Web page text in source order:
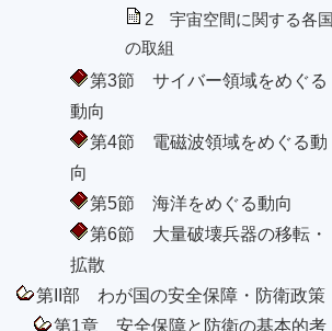
2 宇宙空間に関する各国
の取組
第3節 サイバー領域をめぐる
動向
第4節 電磁波領域をめぐる動
向
第5節 海洋をめぐる動向
第6節 大量破壊兵器の移転・
拡散
第II部 わが国の安全保障・防衛政策
第1章 安全保障と防衛の基本的考